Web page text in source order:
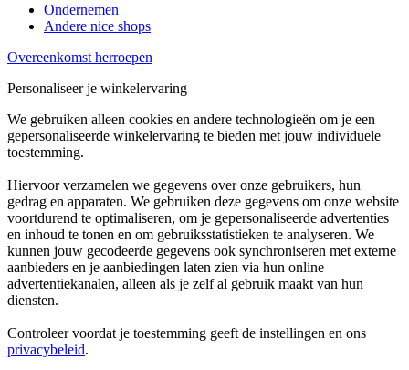
Ondernemen
Andere nice shops
Overeenkomst herroepen
Personaliseer je winkelervaring
We gebruiken alleen cookies en andere technologieën om je een
gepersonaliseerde winkelervaring te bieden met jouw individuele
toestemming.
Hiervoor verzamelen we gegevens over onze gebruikers, hun
gedrag en apparaten. We gebruiken deze gegevens om onze website
voortdurend te optimaliseren, om je gepersonaliseerde advertenties
en inhoud te tonen en om gebruiksstatistieken te analyseren. We
kunnen jouw gecodeerde gegevens ook synchroniseren met externe
aanbieders en je aanbiedingen laten zien via hun online
advertentiekanalen, alleen als je zelf al gebruik maakt van hun
diensten.
Controleer voordat je toestemming geeft de instellingen en ons
privacybeleid.